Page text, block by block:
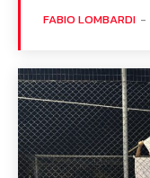
FABIO LOMBARDI -